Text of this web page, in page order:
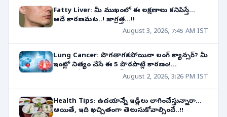
Fatty Liver: మీ ముఖంలో ఈ లక్షణాలు కనిపిస్తే...
అదే కారణమట..! జాగ్రత్త...!!
August 3, 2026, 7:45 AM IST
Lung Cancer: పొగతాగకపోయినా లంగ్ క్యాన్సర్? మీ
ఇంట్లో నిత్యం చేసే ఈ 5 పొరపాట్లే కారణం!
తెలుసుకోవాల్సిన షాకింగ్ విషయాలు!August 2, 2026, 3:26 PM IST
Health Tips: ఉదయాన్నే ఇడ్లీలు లాగించేస్తున్నారా...
అయితే, ఇది ఖచ్చితంగా తెలుసుకోవాల్సిందే..!!